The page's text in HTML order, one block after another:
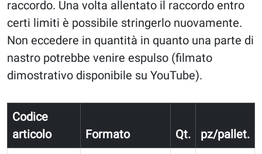
raccordo. Una volta allentato il raccordo entro
certi limiti è possibile stringerlo nuovamente.
Non eccedere in quantità in quanto una parte di
nastro potrebbe venire espulso (filmato
dimostrativo disponibile su YouTube).
Codice
articolo
Formato Qt.
pz/pallet.